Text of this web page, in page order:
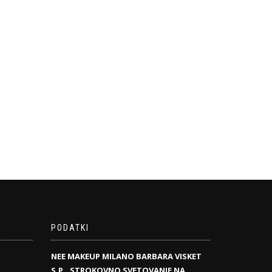
PODATKI
NEE MAKEUP MILANO BARBARA VISKET